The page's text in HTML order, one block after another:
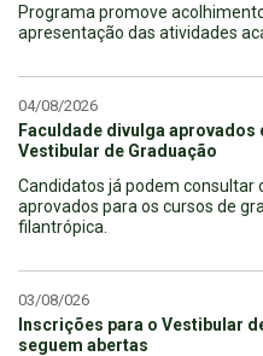
Programa promove
apresentação das atividades
04/08/2026
Faculdade divulga
Vestibular de Graduação
Candidatos já podem consultar
aprovados para os cursos de
filantrópica.
03/08/026
Inscrições para o Vestibular
seguem abertas